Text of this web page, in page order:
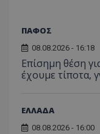
ΠΑΦΟΣ
08.08.2026 - 16:18
Επίσημη θέση
έχουμε τίποτα,
ΕΛΛΑΔΑ
08.08.2026 - 16:00